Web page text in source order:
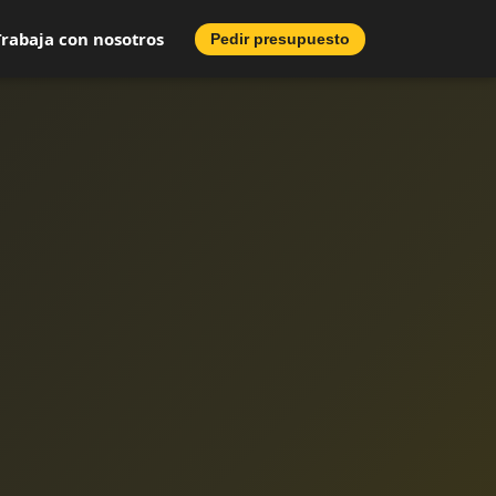
con nosotros Pedir presupuesto